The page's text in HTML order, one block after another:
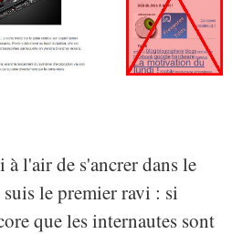
à l'air de s'ancrer dans le
le premier ravi : si
que les internautes sont